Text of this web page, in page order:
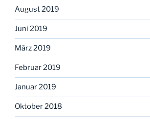
August 2019
Juni 2019
März 2019
Februar 2019
Januar 2019
Oktober 2018